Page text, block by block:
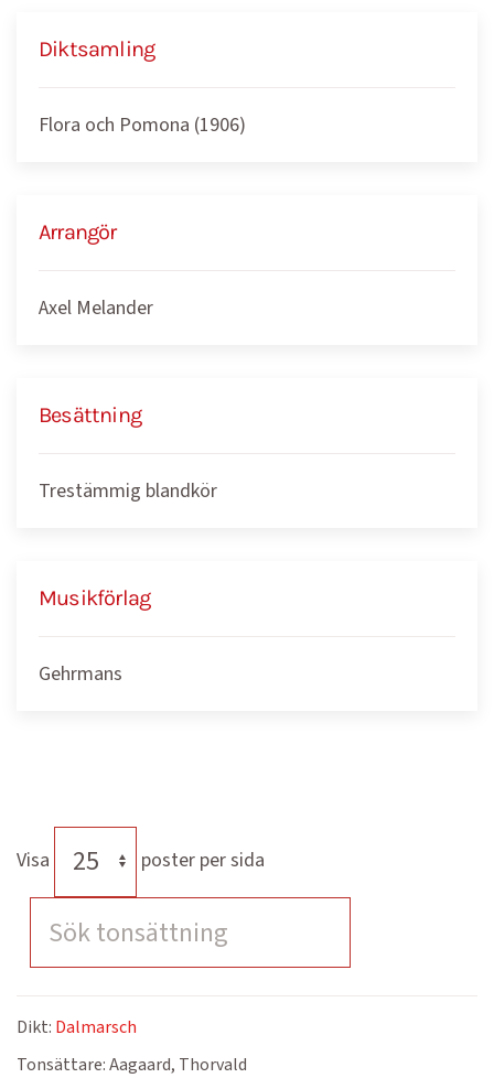
Diktsamling
Flora och Pomona (1906)
Arrangör
Axel Melander
Besättning
Trestämmig blandkör
Musikförlag
Gehrmans
Visa poster per sida
Dikt: Dalmarsch
Tonsättare:Aagaard, Thorvald